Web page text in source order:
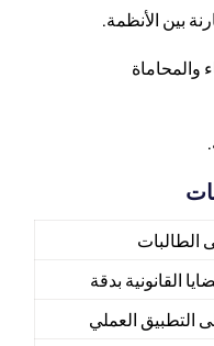
بين الأنظمة.
والمحاماة
الطالبات
القانونية بدقة
التطبيق العملي